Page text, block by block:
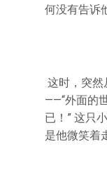
何没有告诉
这时，突然
——“外面的
已！” 这只
是他微笑着